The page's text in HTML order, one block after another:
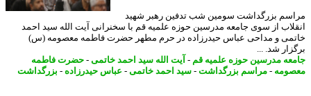
بزرگداشت سومین شب تدفین رهبر شهید
از سوی جامعه مدرسین حوزه علمیه قم با سخنرانی آیت الله سید احمد
و مداحی عباس حیدرزاده در حرم مطهر حضرت فاطمه معصومه (س)
شد. ...
مدرسین حوزه علمیه قم-آیت الله سید احمد خاتمی-حضرت فاطمه
-مراسم بزرگداشت -سید احمد خاتمی-عباس حیدرزاده - بزرگداشت